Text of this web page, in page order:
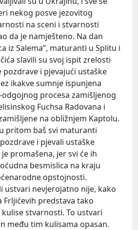
nekog posve jezovitog
na sceni i stvarnosti
da je namješteno. Na dan
iz Salema”, maturanti u Splitu i
slavili su svoj ispit zrelosti
pozdrave i pjevajući ustaške
ikakve sumnje ispunjena
procesa zamišljenog
Fuchsa Radovana i
na obližnjem Kaptolu.
pritom baš svi maturanti
i pjevali ustaške
promašena, jer svi će ih
besmislica na kraju
opstojnosti.
ustvari nevjerojatno nije, kako
Frljićevih predstava tako
stvarnosti. To ustvari
među tim kulisama opasan.